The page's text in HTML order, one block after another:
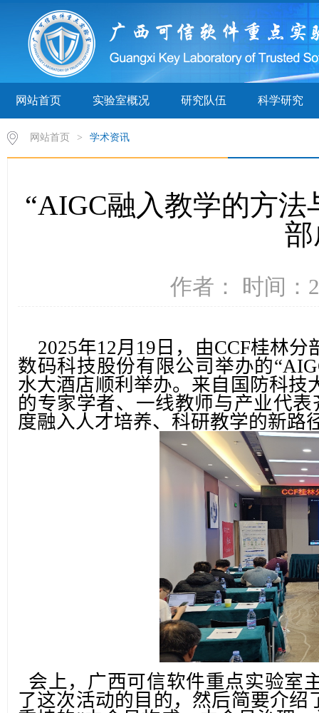
网站首页 实验室概况 研究队伍 科学研究
网站首页 > 学术资讯
“AIGC融入教学的方法
作者： 时间：
2025年12月19日，由CCF桂林分
数码科技股份有限公司 举办的
水大酒店顺利举办。来自国防科技
的专家学者、一线教师与产业代
度融入人才培养、科研教学的新路
会上， 广西可信软件重点实验室
了这次活动的目的，然后简要介绍